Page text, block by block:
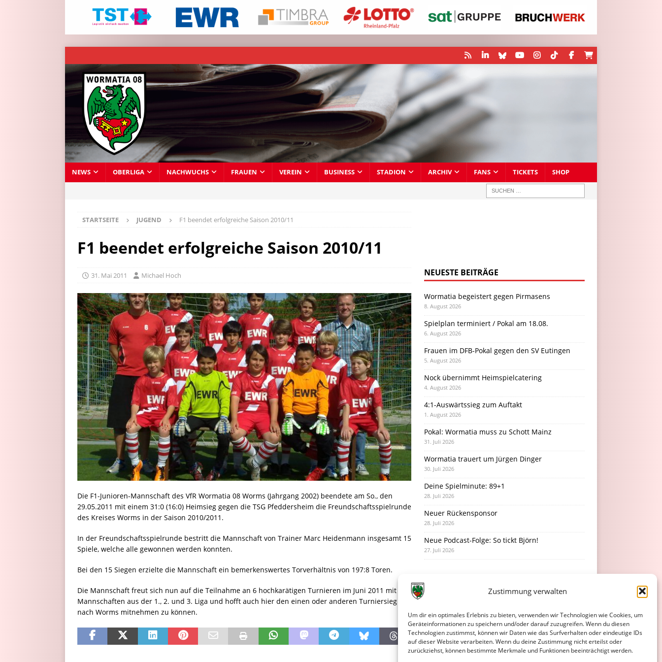
Zustimmung verwalten
Um dir ein optimales Erlebnis zu bieten, verwenden wir Technologien wie Cookies, um
Geräteinformationen zu speichern und/oder darauf zuzugreifen. Wenn du diesen
Technologien zustimmst, können wir Daten wie das Surfverhalten oder eindeutige IDs
auf dieser Website verarbeiten. Wenn du deine Zustimmung nicht erteilst oder
zurückziehst, können bestimmte Merkmale und Funktionen beeinträchtigt werden.
NEWS OBERLIGA NACHWUCHS FRAUEN VEREIN BUSINESS STADION ARCHIV FANS TICKETS SHOP
STARTSEITE JUGEND F1 beendet erfolgreiche Saison 2010/11
F1 beendet erfolgreiche Saison 2010/11
31. Mai 2011 Michael Hoch
Die F1-Junioren-Mannschaft des VfR Wormatia 08 Worms (Jahrgang 2002) beendete am So., den
29.05.2011 mit einem 31:0 (16:0) Heimsieg gegen die TSG Pfeddersheim die Freundschaftsspielrunde
des Kreises Worms in der Saison 2010/2011.
In der Freundschaftsspielrunde bestritt die Mannschaft von Trainer Marc Heidenmann insgesamt 15
Spiele, welche alle gewonnen werden konnten.
Bei den 15 Siegen erzielte die Mannschaft ein bemerkenswertes Torverhältnis von 197:8 Toren.
Die Mannschaft freut sich nun auf die Teilnahme an 6 hochkarätigen Turnieren im Juni 2011 mit
Mannschaften aus der 1., 2. und 3. Liga und hofft auch hier den einen oder anderen Turniersieg
nach Worms mitnehmen zu können.
NEUESTE BEITRÄGE
Wormatia begeistert gegen Pirmasens
8. August 2026
Spielplan terminiert / Pokal am 18.08.
6. August 2026
Frauen im DFB-Pokal gegen den SV Eutingen
5. August 2026
Nock übernimmt Heimspielcatering
4. August 2026
4:1-Auswärtssieg zum Auftakt
1. August 2026
Pokal: Wormatia muss zu Schott Mainz
31. Juli 2026
Wormatia trauert um Jürgen Dinger
30. Juli 2026
Deine Spielminute: 89+1
28. Juli 2026
Neuer Rückensponsor
28. Juli 2026
Neue Podcast-Folge: So tickt Björn!
27. Juli 2026